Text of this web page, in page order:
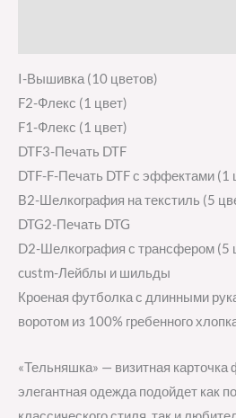
I-Вышивка (10 цветов)
F2-Флекс (1 цвет)
F1-Флекс (1 цвет)
DTF3-Печать DTF
DTF-F-Печать DTF с эффектами (1
B2-Шелкография на текстиль (5
DTG2-Печать DTG
D2-Шелкография с трансфером (5
custm-Лейблы и шильды
Кроеная футболка с длинными
воротом из 100% гребенного
«Тельняшка» — визитная
элегантная одежда подойдет как